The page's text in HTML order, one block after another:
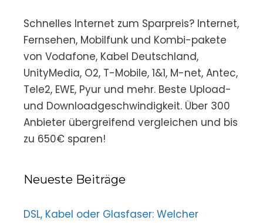
Schnelles Internet zum Sparpreis? Internet,
Fernsehen, Mobilfunk und Kombi-pakete
von Vodafone, Kabel Deutschland,
UnityMedia, O2, T-Mobile, 1&1, M-net, Antec,
Tele2, EWE, Pyur und mehr. Beste Upload-
und Downloadgeschwindigkeit. Über 300
Anbieter übergreifend vergleichen und bis
zu 650€ sparen!
Neueste Beiträge
DSL, Kabel oder Glasfaser: Welcher